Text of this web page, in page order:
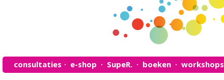
consultaties • e-shop • SupeR. • boeken • workshops